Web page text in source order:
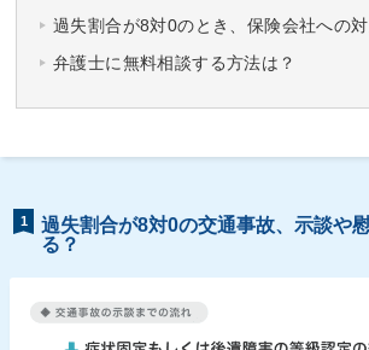
過失割合が8対0のとき、保険会社への対
弁護士に無料相談する方法は？
1
過失割合が8対0の交通事故、示談や
る？